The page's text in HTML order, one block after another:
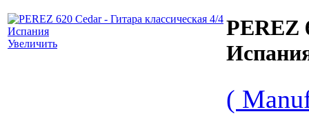
Увеличить
PEREZ
(